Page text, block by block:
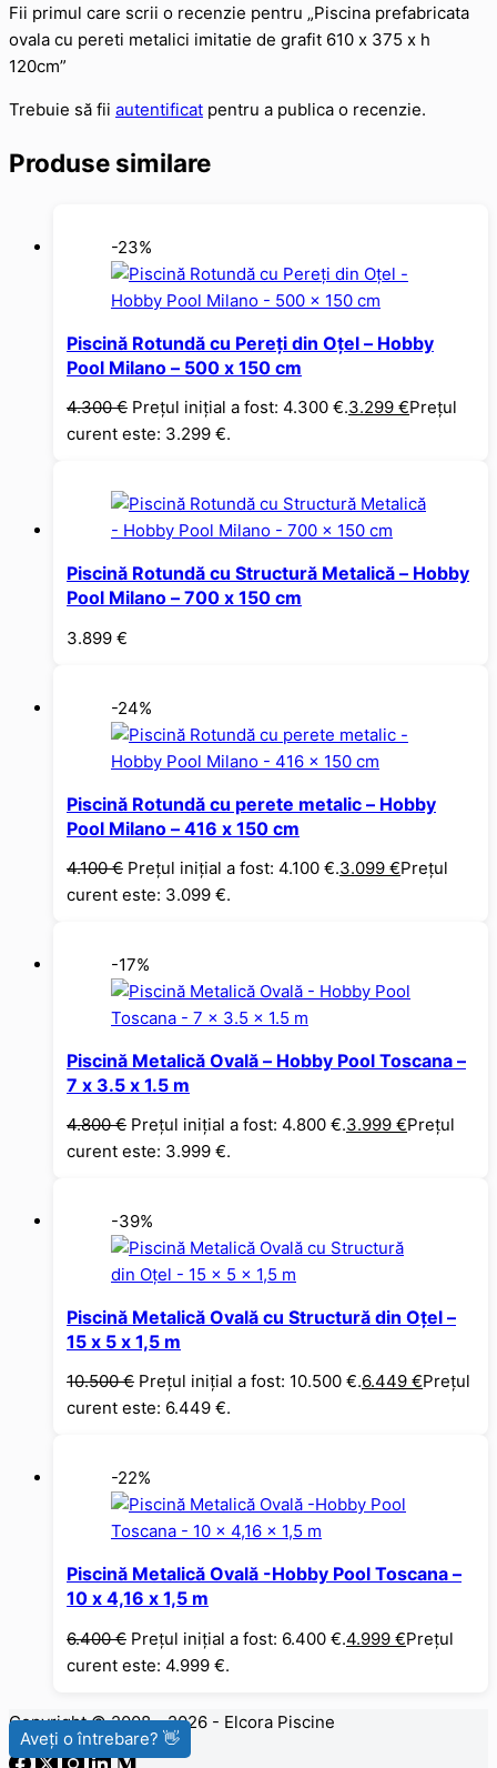
Fii primul care scrii o recenzie pentru „Piscina prefabricata
ovala cu pereti metalici imitatie de grafit 610 х 375 х h
120cm”
Trebuie să fii autentificat pentru a publica o recenzie.
Produse similare
-23%
Piscină Rotundă cu Pereți din Oțel – Hobby
Pool Milano – 500 x 150 cm
4.300€ Prețul inițial a fost: 4.300 €.3.299 €Prețul
curent este: 3.299 €.
Piscină Rotundă cu Structură Metalică – Hobby
Pool Milano – 700 x 150 cm
3.899 €
-24%
Piscină Rotundă cu perete metalic – Hobby
Pool Milano – 416 x 150 cm
4.100€ Prețul inițial a fost: 4.100 €.3.099 €Prețul
curent este: 3.099 €.
-17%
Piscină Metalică Ovală – Hobby Pool Toscana –
7 x 3.5 x 1.5 m
4.800€ Prețul inițial a fost: 4.800 €.3.999 €Prețul
curent este: 3.999 €.
-39%
Piscină Metalică Ovală cu Structură din Oțel –
15 x 5 x 1,5 m
10.500€ Prețul inițial a fost: 10.500 €.6.449 €Prețul
curent este: 6.449 €.
-22%
Piscină Metalică Ovală -Hobby Pool Toscana –
10 x 4,16 x 1,5 m
6.400€ Prețul inițial a fost: 6.400 €.4.999 €Prețul
curent este: 4.999 €.
Copyright © 2008 - 2026 - Elcora Piscine